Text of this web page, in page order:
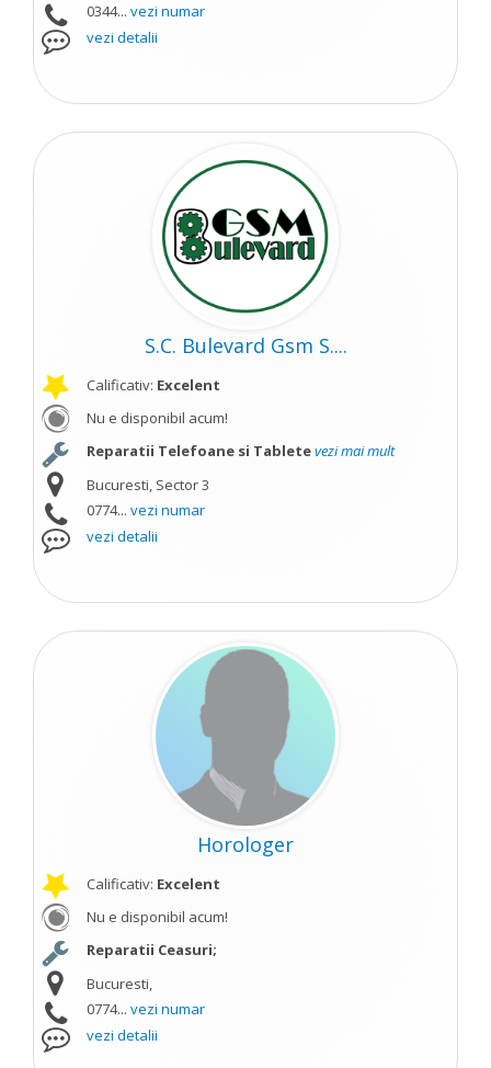
0344... vezi numar
vezi detalii
S.C. Bulevard Gsm S....
Calificativ: Excelent
Nu e disponibil acum!
Reparatii Telefoane si Tabletevezi mai mult
Bucuresti, Sector 3
0774... vezi numar
vezi detalii
Horologer
Calificativ: Excelent
Nu e disponibil acum!
Reparatii Ceasuri;
Bucuresti,
0774... vezi numar
vezi detalii